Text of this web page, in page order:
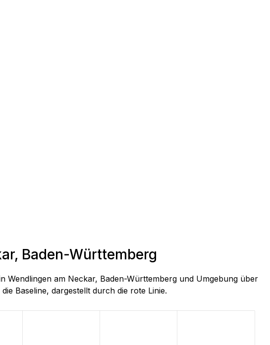
Baden-Württemberg
Wendlingen am Neckar, Baden-Württemberg und Umgebung über
Baseline, dargestellt durch die rote Linie.